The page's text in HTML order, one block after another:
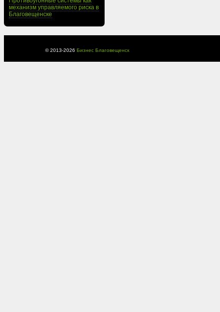
механизм управляемого риска в
Благовещенске
© 2013-2026 Бизнес Благовещенск